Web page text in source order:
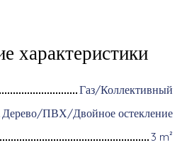
характеристики
Газ/Коллективный
Дерево/ПВХ/Двойное остекление
3 m²